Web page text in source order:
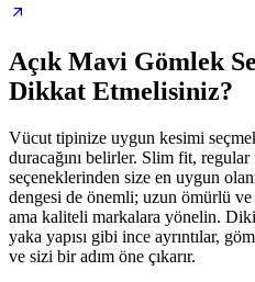
Açık Mavi Gömlek
Dikkat Etmelisiniz?
Vücut tipinize uygun kesimi
duracağını belirler. Slim fit,
seçeneklerinden size en uygun
dengesi de önemli; uzun ömürlü
ama kaliteli markalara yönelin.
yaka yapısı gibi ince ayrıntılar,
ve sizi bir adım öne çıkarır.